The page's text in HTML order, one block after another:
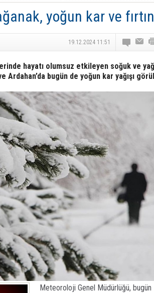
arasında
yasakladı
yoğun kar ve
19.12.2024 11:51
hayatı olumsuz etkileyen soğuk ve
bugün de yoğun kar yağışı
Meteoroloji Genel Müdürlüğü,